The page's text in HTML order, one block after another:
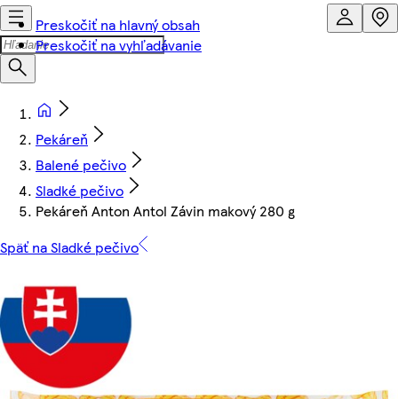
Preskočiť na hlavný obsah
Preskočiť na vyhľadávanie
Pekáreň
Balené pečivo
Sladké pečivo
Pekáreň Anton Antol Závin makový 280 g
Späť na Sladké pečivo